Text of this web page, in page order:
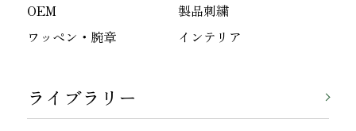
OEM
製品刺繍
ワッペン・腕章
インテリア
ライブラリー